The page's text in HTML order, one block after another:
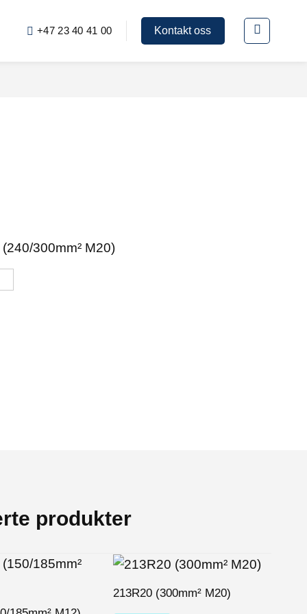
+47 23 40 41 00 Kontakt oss
produkter
213R20 (300mm² M20)